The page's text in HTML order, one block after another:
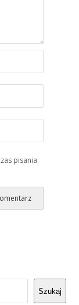
pisania
Szukaj